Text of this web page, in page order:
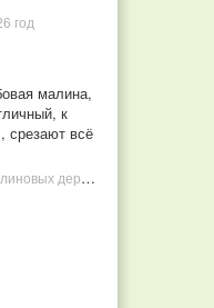
год
малина,
к
срезают всё
Товарищи, это РАЗВОД! Почему малиновых деревьев не бывает, или Как ушлые продавцы наживаются на мечтах садоводов